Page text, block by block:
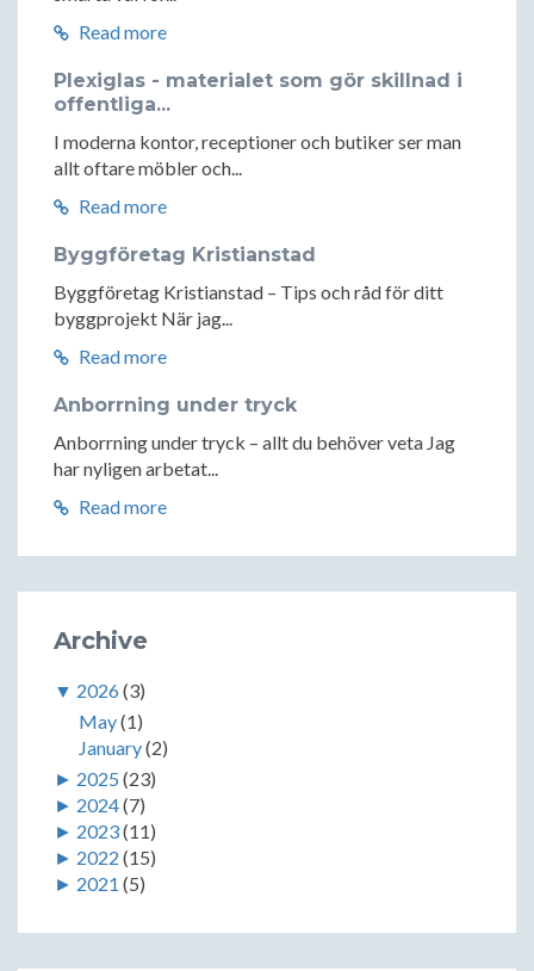
Read more
Plexiglas - materialet som gör skillnad i
offentliga...
I moderna kontor, receptioner och butiker ser man
allt oftare möbler och...
Read more
Byggföretag Kristianstad
Byggföretag Kristianstad – Tips och råd för ditt
byggprojekt När jag...
Read more
Anborrning under tryck
Anborrning under tryck – allt du behöver veta Jag
har nyligen arbetat...
Read more
Archive
▼ 2026(3)
May(1)
January(2)
► 2025 (23)
► 2024(7)
► 2023(11)
► 2022 (15)
► 2021 (5)